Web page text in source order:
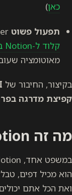
כאן)
תפעול פשוט
קלוד ל-Notion בקונטיינר
מאוטומציה שעובדת 24/7 בלי
בקיצור, החיבור של
קפיצת מדרגה
מה זה Notion?
ואת הכל אתם